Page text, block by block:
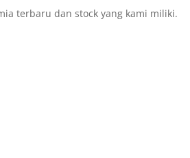
terbaru dan stock yang kami miliki.